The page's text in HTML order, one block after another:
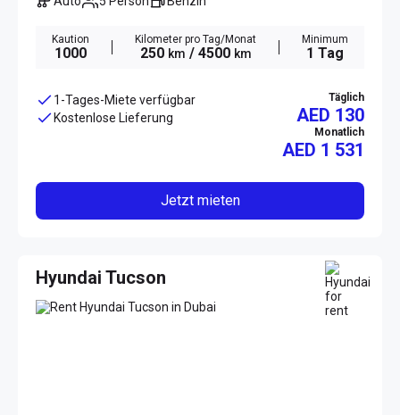
Kaution
1000
Kilometer pro Tag/Monat
250 km / 4500 km
Minimum
1 Tag
1-Tages-Miete verfügbar
Kostenlose Lieferung
Täglich
AED 130
Monatlich
AED 1 531
Jetzt mieten
Hyundai Tucson